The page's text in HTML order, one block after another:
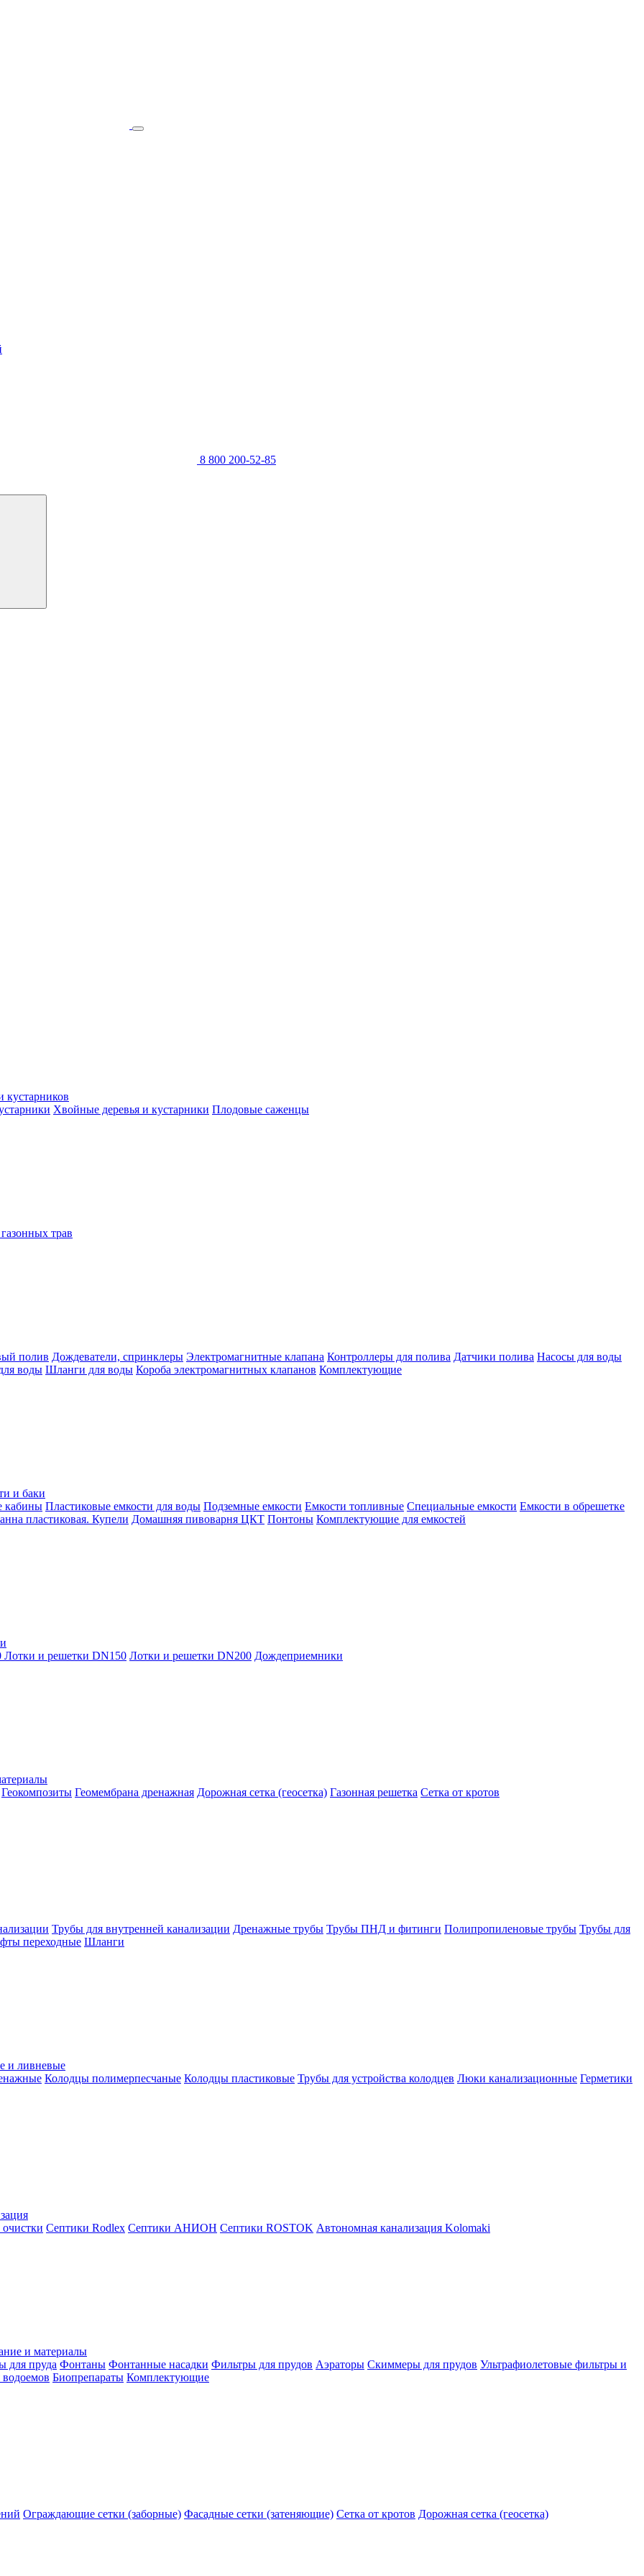
8 800 200-52-85
кустарников
Хвойные деревья и кустарники Плодовые саженцы
трав
полив Дождеватели, спринклеры Электромагнитные клапана Контроллеры для полива Датчики полива Насосы для воды
воды Шланги для воды Короба электромагнитных клапанов Комплектующие
и баки
кабины Пластиковые емкости для воды Подземные емкости Емкости топливные Специальные емкости Емкости в обрешетке
пластиковая. Купели Домашняя пивоварня ЦКТ Понтоны Комплектующие для емкостей
Лотки и решетки DN150 Лотки и решетки DN200 Дождеприемники
Геокомпозиты Геомембрана дренажная Дорожная сетка (геосетка) Газонная решетка Сетка от кротов
Трубы для внутренней канализации Дренажные трубы Трубы ПНД и фитинги Полипропиленовые трубы Трубы для
переходные Шланги
и ливневые
Колодцы полимерпесчаные Колодцы пластиковые Трубы для устройства колодцев Люки канализационные Герметики
Септики Rodlex Септики АНИОН Септики ROSTOK Автономная канализация Kolomaki
и материалы
для пруда Фонтаны Фонтанные насадки Фильтры для прудов Аэраторы Скиммеры для прудов Ультрафиолетовые фильтры и
Биопрепараты Комплектующие
Ограждающие сетки (заборные) Фасадные сетки (затеняющие) Сетка от кротов Дорожная сетка (геосетка)